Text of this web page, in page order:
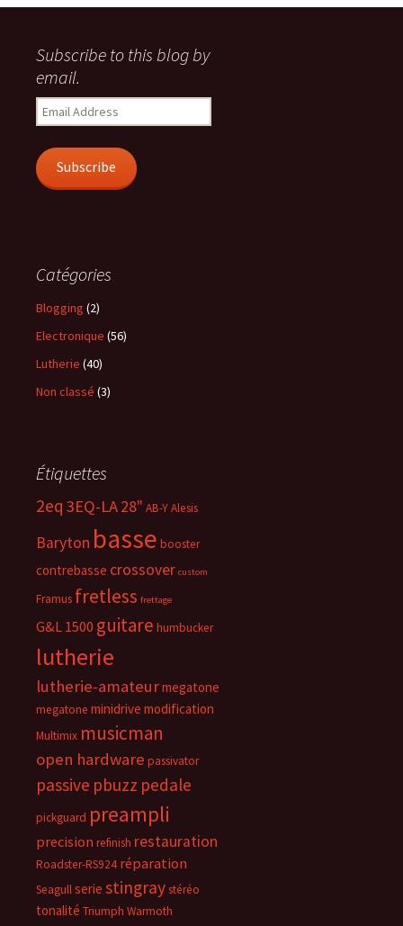
Subscribe to this blog by
email.
Email
Address
Subscribe
Catégories
Blogging (2)
Electronique (56)
Lutherie (40)
Non classé (3)
Étiquettes
2eq 3EQ-LA28" AB-YAlesis
Baryton basse booster
contrebasse crossover custom
Framus fretless frettage
G&L 1500 guitare humbucker
lutherie
lutherie-amateurmegatone
megatone minidrive modification
Multimix musicman
open hardware passivator
passive pbuzz pedale
pickguard preampli
precision refinish restauration
Roadster-RS924 réparation
Seagullserie stingraystéréo
tonalité Triumph Warmoth